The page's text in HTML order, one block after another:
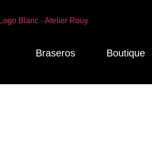
Braseros Boutique